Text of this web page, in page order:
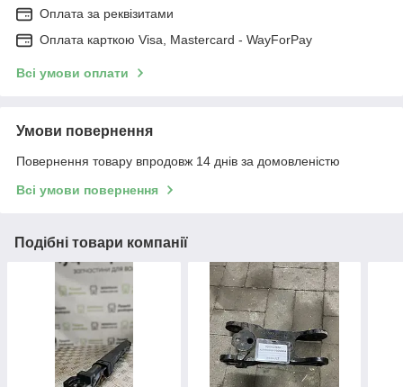
Оплата за реквізитами
Оплата карткою Visa, Mastercard - WayForPay
Всі умови оплати
Умови повернення
Повернення товару впродовж 14 днів за домовленістю
Всі умови повернення
Подібні товари компанії